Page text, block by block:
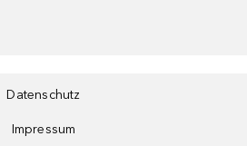
Datenschutz
Impressum